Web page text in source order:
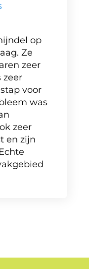
op
Ze
zeer
zeer
voor
was
zeer
en zijn